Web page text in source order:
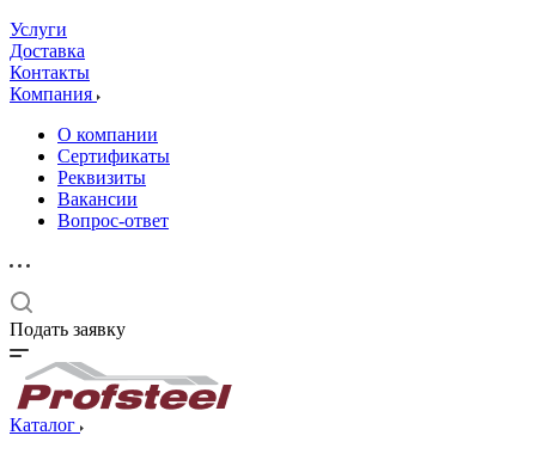
Услуги
Доставка
Контакты
Компания
О компании
Сертификаты
Реквизиты
Вакансии
Вопрос-ответ
Подать заявку
Каталог